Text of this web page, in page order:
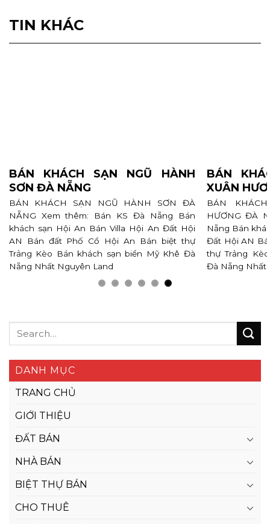
TIN KHÁC
BÁN KHÁCH SẠN NGŨ HÀNH
SƠN ĐÀ NẴNG
BÁN KHÁCH SẠN NGŨ HÀNH SƠN ĐÀ
NẴNG Xem thêm: Bán KS Đà Nẵng Bán
khách sạn Hội An Bán Villa Hội An Đất Hội
AN Bán đất Phố Cổ Hội An Bán biệt thự
Trảng Kèo Bán khách sạn biển Mỹ Khê Đà
Nẵng Nhất Nguyên Land
BÁN
XUÂN
BÁN
HƯƠNG ĐÀ
Nẵng Bán
Đất Hội AN
thự Trảng
Đà Nẵng Nhất
DANH MỤC
TRANG CHỦ
GIỚI THIỆU
ĐẤT BÁN
NHÀ BÁN
BIỆT THỰ BÁN
CHO THUÊ